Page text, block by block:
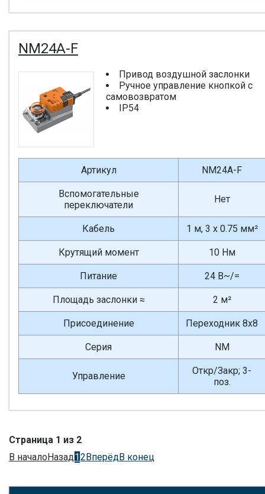
NM24A-F
Привод воздушной заслонки
Ручное управление кнопкой с
самовозвратом
IP54
Артикул NM24A-F
Вспомогательные
переключатели
Нет
Кабель 1 м, 3 x 0.75 мм²
Крутящий момент 10 Нм
Питание 24 В~/=
Площадь заслонки ≈ 2 м²
Присоединение Переходник 8х8
Серия NM
Управление
Откр/Закр; 3-
поз.
Страница 1 из 2
В началоНазад12ВперёдВ конец